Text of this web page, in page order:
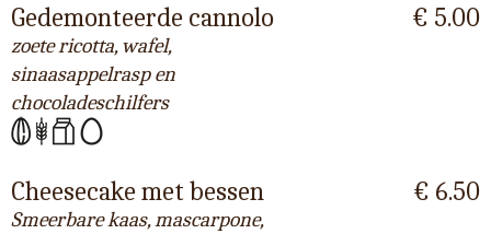
Gedemonteerde cannolo
zoete ricotta, wafel,
sinaasappelrasp en
chocoladeschilfers
€ 5.00
Cheesecake met bessen
Smeerbare kaas, mascarpone,
€ 6.50